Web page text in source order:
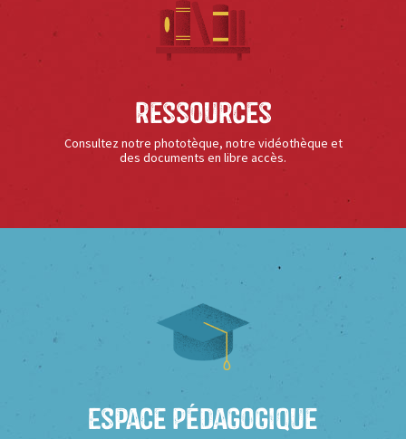
Ressources
Consultez notre phototèque, notre vidéothèque et
des documents en libre accès.
Espace Pédagogique